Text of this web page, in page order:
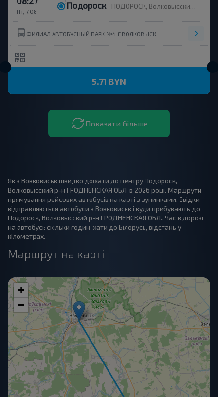
Пт, 7.08
Подороск ПОДОРОСК, Волковысский р-н ГРОДНЕНСКАЯ ОБЛ. Беларусь
5.71 BYN
Показати більше
Як з Вовковиськ швидко доїхати до центру Подороск,
Волковысский р-н ГРОДНЕНСКАЯ ОБЛ. в 2026 році. Маршрути
прямування рейсових автобусів на карті з зупинками. Звідки
відправляються автобуси з Вовковиськ і куди прибувають до
Подороск, Волковысский р-н ГРОДНЕНСКАЯ ОБЛ.. Час в дорозі
на автобусі: скільки годин їхати до Білорусь, відстань у
кілометрах.
Маршрут на карті
+
−